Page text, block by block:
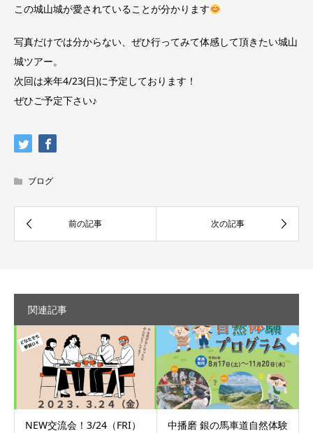
この城山城が愛されていることが分かります
写真だけでは分からない、ぜひ行ってみて体感して頂きたい城山
城ツアー。
次回は来年4/23(日)に予定しております！
ぜひご予定下さい♪
ブログ
関連記事
NEW交流会！3/24（FRI）
中播磨 銀の馬車道自然体験